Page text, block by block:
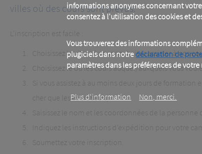
informations anonymes concernant
consentez à l'utilisation des cookies et
Vous trouverez des informations
plugiciels dans notre déclaration de
paramètres dans les préférences de votre
Plus d‘information Non, merci.
villes où des cours sont prévus.
L’inscription est facile :
Choisissez la ville où vous souhaitez assister à nos
Choisissez le ou les cours auquel/auxquels vous
Si vous assistez à au moins deux jours de
cher que les cours seuls).
Saisissez le nom et les coordonnées de la personne
Indiquez les instructions d’expédition pour votre
Soumettez votre inscription.